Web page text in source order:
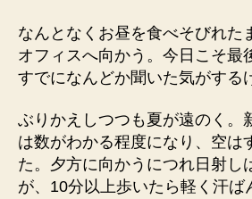
なんとなくお昼を食べそびれた
オフィスへ向かう。今日こそ最
すでになんどか聞いた気がする
ぶりかえしつつも夏が遠のく。
は数がわかる程度になり、空は
た。夕方に向かうにつれ日射し
が、10分以上歩いたら軽く汗ば